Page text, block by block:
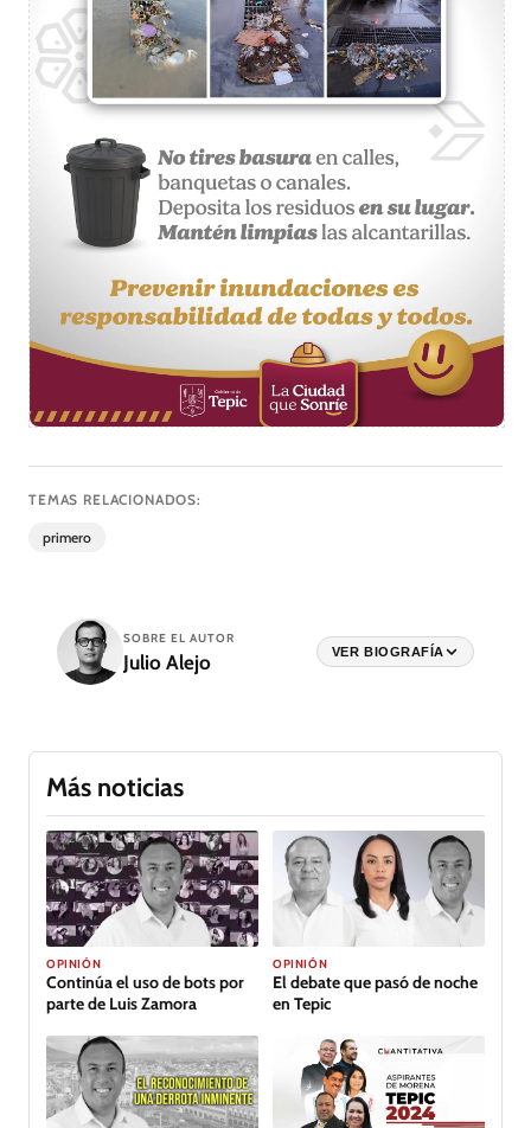
TEMAS RELACIONADOS:
primero
SOBRE EL AUTOR
Julio Alejo VER BIOGRAFÍA
Más noticias
OPINIÓN
Continúa el uso de bots por
parte de Luis Zamora
OPINIÓN
El debate que pasó de noche
en Tepic